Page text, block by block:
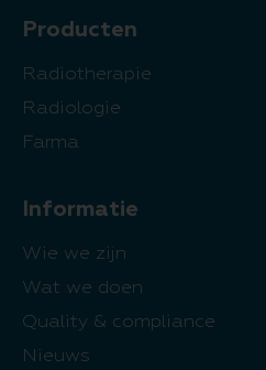
Producten
Radiotherapie
Radiologie
Farma
Informatie
Wie we zijn
Wat we doen
Quality & compliance
Nieuws